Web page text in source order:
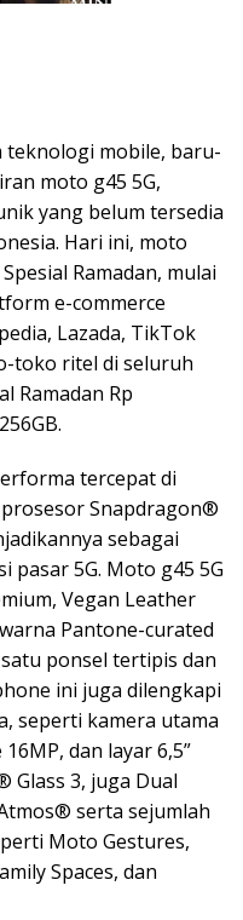
mobile, baru-
moto g45 5G,
yang belum tersedia
Hari ini, moto
Ramadan, mulai
e-commerce
Lazada, TikTok
toko ritel di seluruh
Ramadan Rp
tercepat di
Snapdragon®
sebagai
pasar 5G. Moto g45 5G
Vegan Leather
Pantone-curated
ponsel tertipis dan
ini juga dilengkapi
seperti kamera utama
dan layar 6,5”
Glass 3, juga Dual
serta sejumlah
Moto Gestures,
Spaces, dan